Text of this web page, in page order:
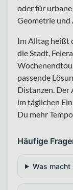
oder für
Geometrie und
Im Alltag heißt
die Stadt,
passende
Distanzen.
im täglichen
Du mehr
Häufige
Was macht